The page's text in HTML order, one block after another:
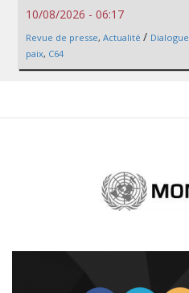
10/08/2026 - 06:17
Revue de presse, Actualité / Dialogue
paix, C64